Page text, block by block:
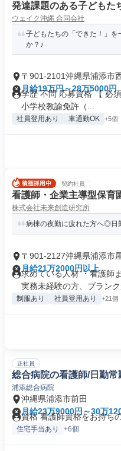
発達課題のある子どもた
ウェイク沖縄 合同会社
子どもたちの「できた！」
か？♪
〒901-2101沖縄県浦添市
月給19万円～28万5000円
学歴 不問 応募資格 【 必
小学校教諭免許（...
社員登用あり 車通勤OK +5個
契約社員
看護師・企業主導型保育
株式会社未来創造研究所
病棟の夜勤に疲れた方へ◎日
〒901-2127沖縄県浦添市
月給21万2000円以上
求めている人材 ・看護師
実務未経験の方、ブランク
制服あり 社員登用あり +21個
正社員
総合病院の看護師/日勤常
浦添総合病院
沖縄県浦添市前田
月給23万9000円～30万
資格 看護師資格をお持ち
住宅手当あり +6個